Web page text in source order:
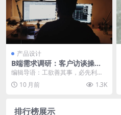
产品设计
B端需求调研：客户访谈操作
详解
编辑导语：工欲善其事，必先利其
器。在产品设计前需要通过调研详
实的了解用户需求，才...
10 月前 1.3K
排行榜展示